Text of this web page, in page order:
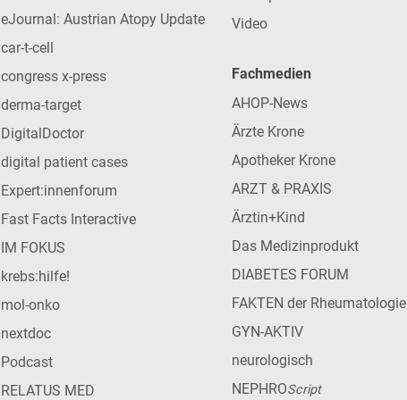
eJournal: Austrian Atopy Update
car-t-cell
congress x-press
derma-target
DigitalDoctor
digital patient cases
Expert:innenforum
Fast Facts Interactive
IM FOKUS
krebs:hilfe!
mol-onko
nextdoc
Podcast
RELATUS MED
Video
Fachmedien
AHOP-News
Ärzte Krone
Apotheker Krone
ARZT & PRAXIS
Ärztin+Kind
Das Medizinprodukt
DIABETES FORUM
FAKTEN der Rheumatologie
GYN-AKTIV
neurologisch
NEPHROScript